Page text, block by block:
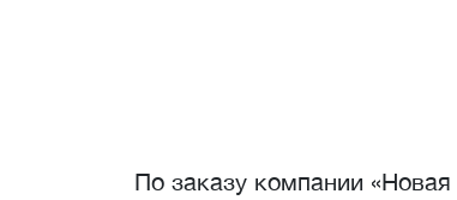
По заказу компании